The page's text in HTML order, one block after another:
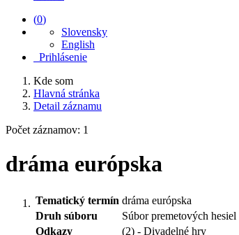
(0)
Slovensky
English
Prihlásenie
Kde som
Hlavná stránka
Detail záznamu
Počet záznamov: 1
dráma európska
Tematický termín dráma európska
Druh súboru
Súbor premetových hesiel
Odkazy
(2) - Divadelné hry